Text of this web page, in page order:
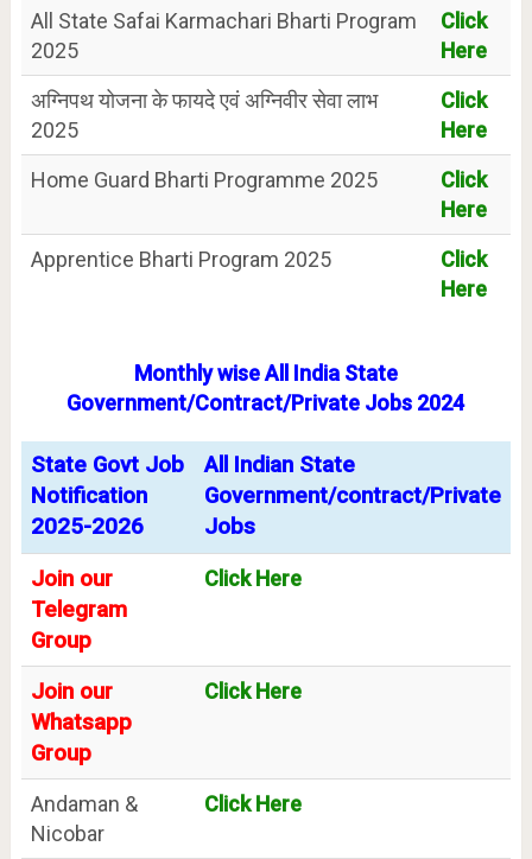
All State Safai Karmachari Bharti Program
2025
Click
Here
अग्निपथ योजना के फायदे एवं अग्निवीर सेवा लाभ
2025
Click
Here
Home Guard Bharti Programme 2025
Click
Here
Apprentice Bharti Program 2025
Click
Here
Monthly wise All India State
Government/Contract/Private Jobs 2024
State Govt Job
Notification
2025-2026
All Indian State
Government/contract/Private
Jobs
Join our
Telegram
Group
Click Here
Join our
Whatsapp
Group
Click Here
Andaman &
Nicobar
Click Here